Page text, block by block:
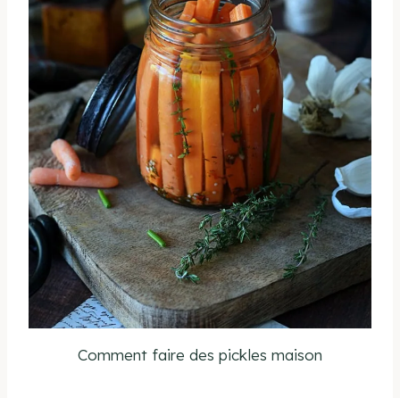
Comment faire des pickles maison